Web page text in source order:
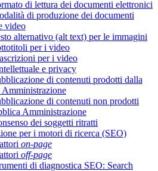
di lettura dei documenti elettronici
di produzione dei documenti
video
alternativo (alt text) per le immagini
per i video
per i video
e privacy
di contenuti prodotti dalla
Amministrazione
di contenuti non prodotti
Amministrazione
dei soggetti ritratti
per i motori di ricerca (SEO)
on-page
off-page
di diagnostica SEO: Search